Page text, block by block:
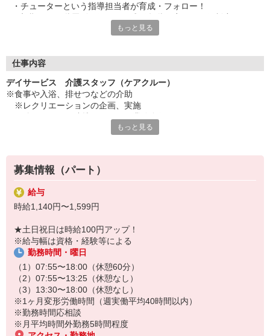
・チューターという指導担当者が育成・フォロー！
・キャリアアップ支援制度を活用して働きながら資格取得が可能
・ツクイ独自の福祉厚生制度でプライベートも充実
・子育て支援の福利厚生制度あり！子育てと仕事の両立を応援◎
・スタッフ何でも相談窓口やライフキャリア相談など、各相談窓
口あり
◇頑張った分、スタッフに還元！
・パートは特別手当の支給あり
もっと見る
仕事内容
デイサービス 介護スタッフ（ケアクルー）
※食事や入浴、排せつなどの介助
※レクリエーションの企画、実施
★＼サービス・職種の魅力／
「今私たちに求められていることは何だろう」「どんな工夫をした
ら喜んでいただけるだろう」他職種で連携しながら創意工夫し支援
していきます。感謝の言葉を直接いただけたり、信頼関係を築いて
いくことができます。日勤のみで働け介護度も比較的高くないた
もっと見る
募集情報（パート）
給与
時給1,140円〜1,599円
★土日祝日は時給100円アップ！
※給与幅は資格・経験等による
勤務時間・曜日
（1）07:55〜18:00（休憩60分）
（2）07:55〜13:25（休憩なし）
（3）13:30〜18:00（休憩なし）
※1ヶ月変形労働時間（週実働平均40時間以内）
※勤務時間応相談
※月平均時間外勤務5時間程度